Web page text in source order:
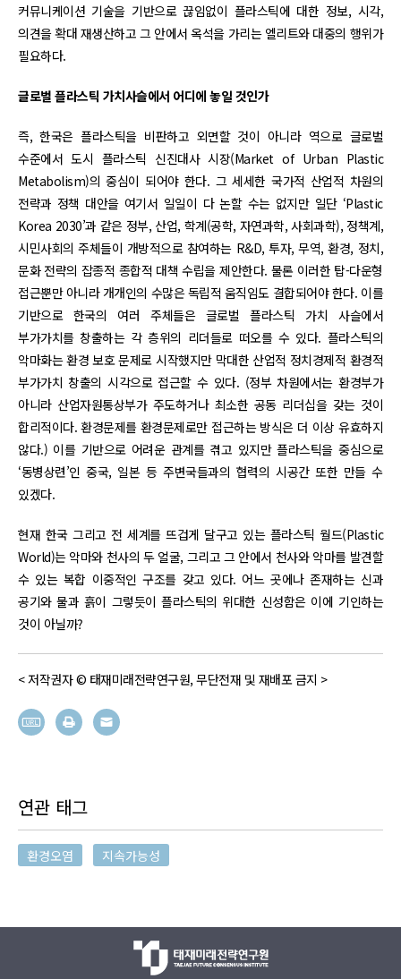
커뮤니케이션 기술을 기반으로 끊임없이 플라스틱에 대한 정보, 시각,
의견을 확대 재생산하고 그 안에서 옥석을 가리는 엘리트와 대중의 행위가
필요하다.
글로벌 플라스틱 가치사슬에서 어디에 놓일 것인가
즉, 한국은 플라스틱을 비판하고 외면할 것이 아니라 역으로 글로벌
수준에서 도시 플라스틱 신진대사 시장(Market of Urban Plastic
Metabolism)의 중심이 되어야 한다. 그 세세한 국가적 산업적 차원의
전략과 정책 대안을 여기서 일일이 다 논할 수는 없지만 일단 ‘Plastic
Korea 2030’과 같은 정부, 산업, 학계(공학, 자연과학, 사회과학), 정책계,
시민사회의 주체들이 개방적으로 참여하는 R&D, 투자, 무역, 환경, 정치,
문화 전략의 잡종적 종합적 대책 수립을 제안한다. 물론 이러한 탑-다운형
접근뿐만 아니라 개개인의 수많은 독립적 움직임도 결합되어야 한다. 이를
기반으로 한국의 여러 주체들은 글로벌 플라스틱 가치 사슬에서
부가가치를 창출하는 각 층위의 리더들로 떠오를 수 있다. 플라스틱의
악마화는 환경 보호 문제로 시작했지만 막대한 산업적 정치경제적 환경적
부가가치 창출의 시각으로 접근할 수 있다. (정부 차원에서는 환경부가
아니라 산업자원통상부가 주도하거나 최소한 공동 리더십을 갖는 것이
합리적이다. 환경문제를 환경문제로만 접근하는 방식은 더 이상 유효하지
않다.) 이를 기반으로 어려운 관계를 겪고 있지만 플라스틱을 중심으로
‘동병상련’인 중국, 일본 등 주변국들과의 협력의 시공간 또한 만들 수
있겠다.
현재 한국 그리고 전 세계를 뜨겁게 달구고 있는 플라스틱 월드(Plastic
World)는 악마와 천사의 두 얼굴, 그리고 그 안에서 천사와 악마를 발견할
수 있는 복합 이중적인 구조를 갖고 있다. 어느 곳에나 존재하는 신과
공기와 물과 흙이 그렇듯이 플라스틱의 위대한 신성함은 이에 기인하는
것이 아닐까?
< 저작권자 © 태재미래전략연구원, 무단전재 및 재배포 금지 >
연관 태그
환경오염 지속가능성